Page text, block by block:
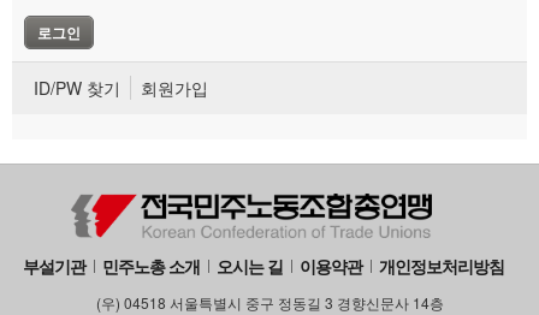
ID/PW 찾기 회원가입
부설기관 민주노총 소개 오시는 길 이용약관 개인정보처리방침
(우) 04518 서울특별시 중구 정동길 3 경향신문사 14층